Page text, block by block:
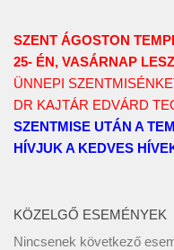
SZENT ÁGOSTON
25- ÉN, VASÁRNAP
ÜNNEPI
DR KAJTÁR EDVÁRD
SZENTMISE UTÁN A
HÍVJUK A KEDVES
KÖZELGŐ ESEMÉNYEK
Nincsenek következő